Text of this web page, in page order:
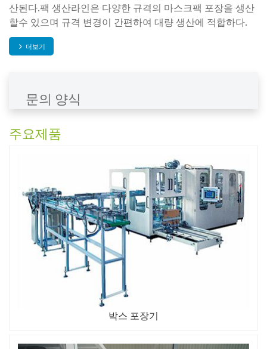
산된다.팩 생산라인은 다양한 규격의 마스크팩 포장을 생산
할수 있으며 규격 변경이 간편하여 대량 생산에 적합하다.
더보기
문의 양식
주요제품
박스 포장기